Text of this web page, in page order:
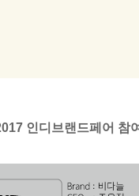
인디브랜드페어 참